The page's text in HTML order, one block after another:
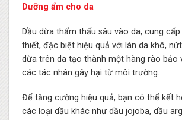
Dưỡng ẩm cho da
Dầu dừa thẩm thấu sâu vào da, cung
thiết, đặc biệt hiệu quả với làn da khô,
dừa trên da tạo thành một hàng rào bảo
các tác nhân gây hại từ môi trường.
Để tăng cường hiệu quả, bạn có thể kết
các loại dầu khác như dầu jojoba, dầu